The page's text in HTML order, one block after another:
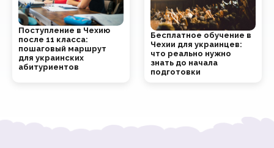
Поступление в Чехию
после 11 класса:
пошаговый маршрут
для украинских
абитуриентов
Бесплатное обучение в
Чехии для украинцев:
что реально нужно
знать до начала
подготовки